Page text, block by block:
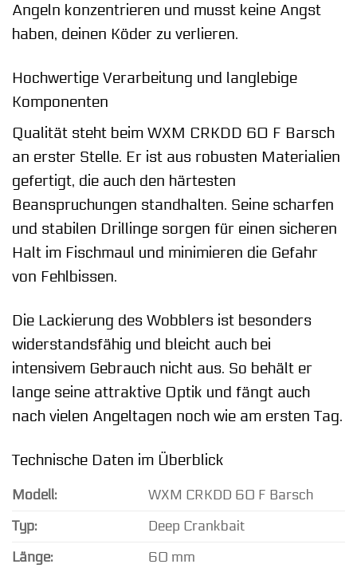
Angeln konzentrieren und musst keine Angst
haben, deinen Köder zu verlieren.
Hochwertige Verarbeitung und langlebige
Komponenten
Qualität steht beim WXM CRKDD 60 F Barsch
an erster Stelle. Er ist aus robusten Materialien
gefertigt, die auch den härtesten
Beanspruchungen standhalten. Seine scharfen
und stabilen Drillinge sorgen für einen sicheren
Halt im Fischmaul und minimieren die Gefahr
von Fehlbissen.
Die Lackierung des Wobblers ist besonders
widerstandsfähig und bleicht auch bei
intensivem Gebrauch nicht aus. So behält er
lange seine attraktive Optik und fängt auch
nach vielen Angeltagen noch wie am ersten Tag.
Technische Daten im Überblick
Modell:
WXM CRKDD 60 F Barsch
Typ:
Deep Crankbait
Länge:
60 mm